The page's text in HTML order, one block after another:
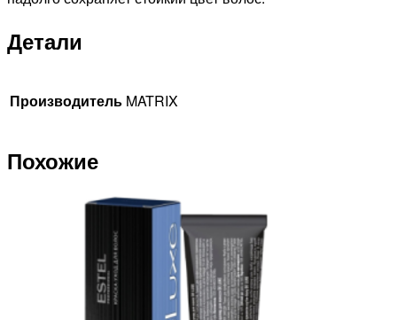
Детали
Производитель MATRIX
Похожие